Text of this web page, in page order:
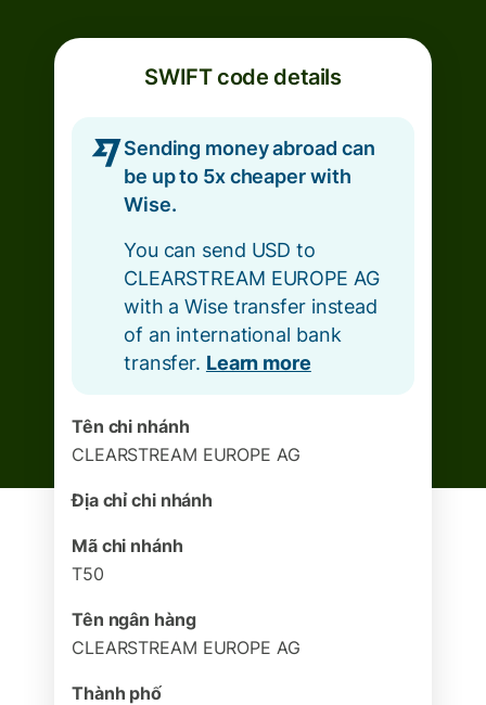
SWIFT code details
Sending money abroad can
be up to 5x cheaper with
Wise.
You can send USD to
CLEARSTREAM EUROPE AG
with a Wise transfer instead
of an international bank
transfer. Learn more
Tên chi nhánh
CLEARSTREAM EUROPE AG
Địa chỉ chi nhánh
Mã chi nhánh
T50
Tên ngân hàng
CLEARSTREAM EUROPE AG
Thành phố